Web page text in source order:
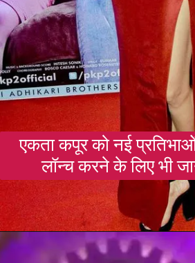
एकता कपूर को नई
लॉन्च करने के लिए भी